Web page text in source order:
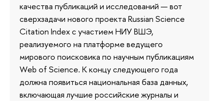
качества публикаций и исследований — вот
сверхзадачи нового проекта Russian Science
Citation Index с участием НИУ ВШЭ,
реализуемого на платформе ведущего
мирового поисковика по научным публикациям
Web of Science. К концу следующего года
должна появиться национальная база данных,
включающая лучшие российские журналы и